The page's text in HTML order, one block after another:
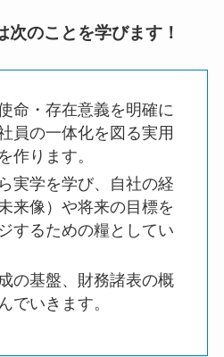
次のことを学びます！
命・存在意義を明確に
員の一体化を図る実用
作ります。
実学を学び、自社の経
来像）や将来の目標を
するための糧としてい
の基盤、財務諸表の概
でいきます。